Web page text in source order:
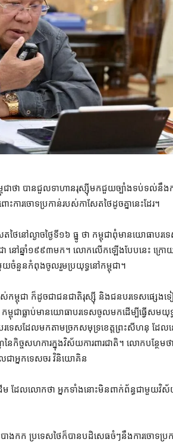
ពុជា​ថា បាន​ជួល​ទាហាន​រុស្ស៊ី​​មក​ជួយ​ច្បាំង​ទប់ទល់​នឹង​ក
ការ​ចោទ​ប្រកាន់​​របស់​កាសែត​ថៃ​ដូចគ្នា​នេះដែរ។
ៃ​នៅ​​ល្ងាច​ថ្ងៃ​ទី១៦ ធ្នូ ថា កម្ពុជា​​ពុំ​មាន​យោធា​បរ
នៅ​ឆ្នាំ​១៩៩៣​មក។ លោក​លើកឡើង​បែប​នេះ ក្រោ
ចំនួន​កំពុង​ចូលរួម​ប្រយុទ្ធ​នៅ​កម្ពុជា។
បស់​កម្ពុជា ក៏ដូចជា​ជនជាតិ​រុស្ស៊ី និង​ជនបរទេស​ផ្សេង​ទ
ា​ធ្លាប់​មាន​យោធា​បរទេស​ចូល​មក​ដើម្បី​ធ្វើ​សមយុទ្
េស​ដែល​មក​តាម​ច្រក​សមុទ្រ​ខេត្ត​ព្រះសីហនុ ដែល​នេ
នៃ​កិច្ច​សហការ​ក្នុង​វិស័យ​ការពារ​ជាតិ។ លោក​បន្ថែម​ថ
ជា​អ្នក​ទេសចរ វិនិយោគិន​
ដើម ដែល​លោក​ថា អ្នក​ទាំងនោះ​មិន​ពាក់ព័ន្ធ​ជាមួយ​វិ
បាងកក ប្រទេស​ថៃ​ក៏​បាន​បដិសេធ​ចំ​ៗ​នឹង​ការ​ចោទ​ប្រ